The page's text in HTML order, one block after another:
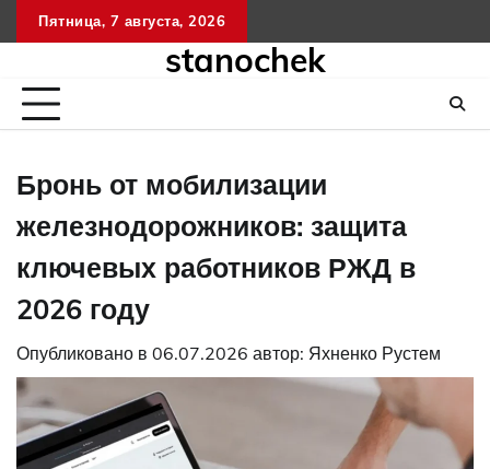
Перейти
к
Пятница, 7 августа, 2026
stanochek
Бронь от мобилизации
железнодорожников: защита
ключевых работников РЖД в
2026 году
Опубликовано в 06.07.2026 автор: Яхненко Рустем